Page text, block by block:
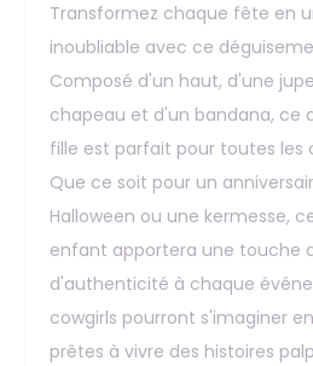
Transformez chaque fête en
inoubliable avec ce
Composé d'un haut, d'une
chapeau et d'un bandana, ce
fille est parfait pour toutes les
Que ce soit pour un
Halloween ou une kermesse,
enfant apportera une touche
d'authenticité à chaque
cowgirls pourront s'imaginer
prêtes à vivre des histoires